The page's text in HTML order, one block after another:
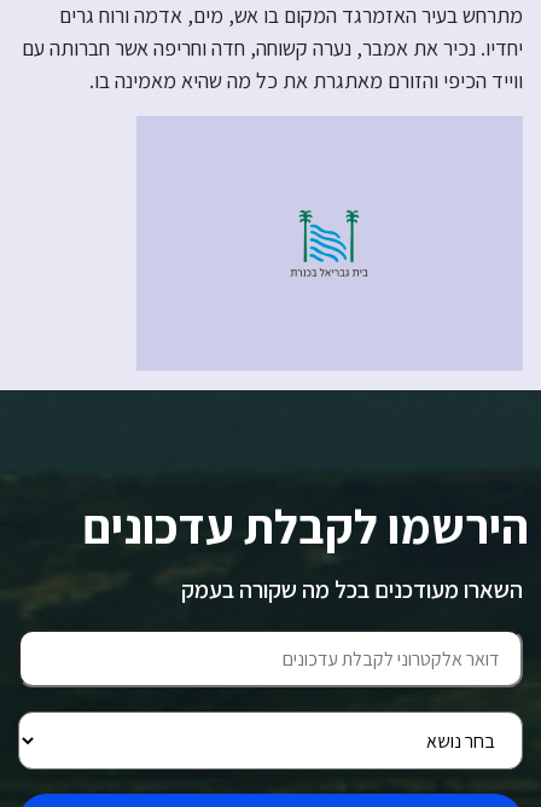
מתרחש בעיר האזמרגד המקום בו אש, מים, אדמה ורוח גרים
יחדיו. נכיר את אמבר, נערה קשוחה, חדה וחריפה אשר חברותה עם
ווייד הכיפי והזורם מאתגרת את כל מה שהיא מאמינה בו.
הירשמו לקבלת עדכונים
השארו מעודכנים בכל מה שקורה בעמק